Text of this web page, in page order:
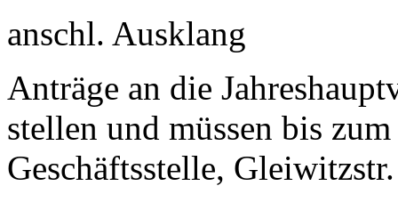
anschl. Ausklang
Anträge an die
stellen und müssen bis
Geschäftsstelle,